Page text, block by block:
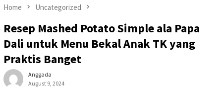
Home Uncategorized
Resep Mashed Potato Simple ala Papa
Dali untuk Menu Bekal Anak TK yang
Praktis Banget
Anggada
August 9, 2024